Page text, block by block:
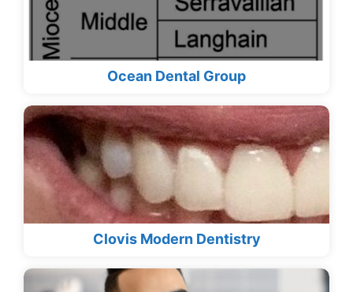
Ocean Dental Group
Clovis Modern Dentistry